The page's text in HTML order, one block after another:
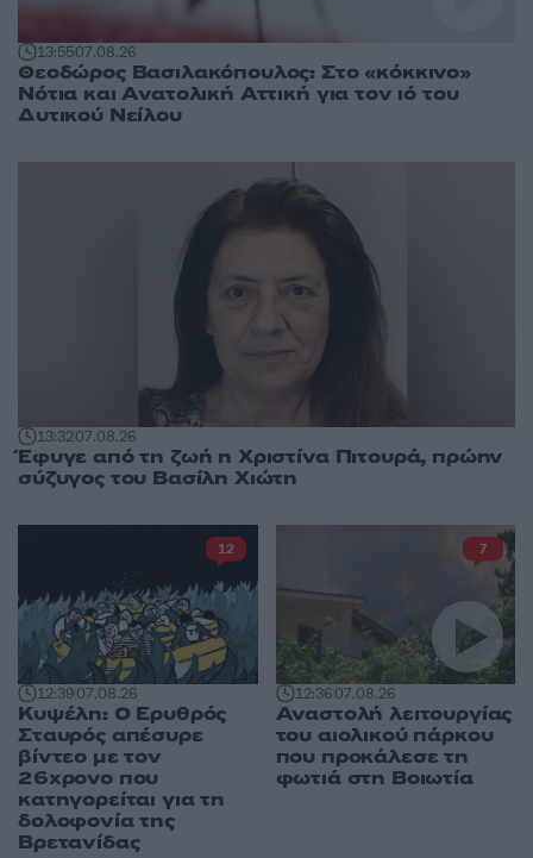
13:5507.08.26
Θεοδώρος Βασιλακόπουλος: Στο «κόκκινο»
Νότια και Ανατολική Αττική για τον ιό του
Δυτικού Νείλου
13:3207.08.26
Έφυγε από τη ζωή η Χριστίνα Πιτουρά, πρώην
σύζυγος του Βασίλη Χιώτη
12:3907.08.26
Κυψέλη: Ο Ερυθρός
Σταυρός απέσυρε
βίντεο με τον
26χρονο που
κατηγορείται για τη
δολοφονία της
Βρετανίδας
12
12:3607.08.26
Αναστολή λειτουργίας
του αιολικού πάρκου
που προκάλεσε τη
φωτιά στη Βοιωτία
7